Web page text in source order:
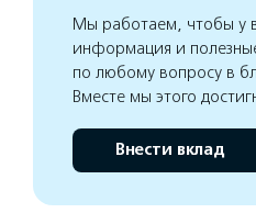
Мы работаем, чтобы у
информация и
по любому вопросу в
Вместе мы этого
Внести вклад